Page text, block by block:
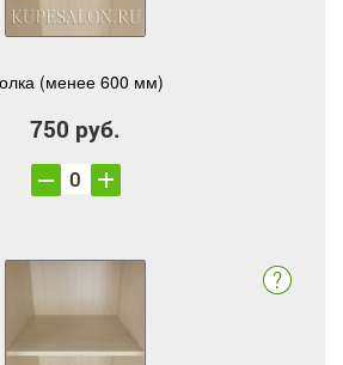
(менее 600 мм)
750 руб.